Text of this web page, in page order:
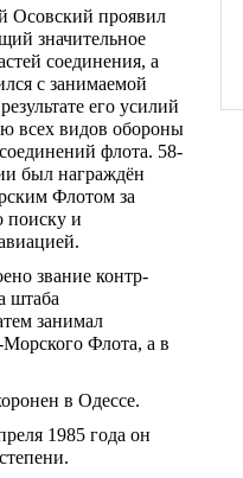
Осовский проявил
значительное
соединения, а
с занимаемой
его усилий
всех видов обороны
флота. 58-
был награждён
Флотом за
поиску и
звание контр-
штаба
занимал
Флота, а в
в Одессе.
1985 года он